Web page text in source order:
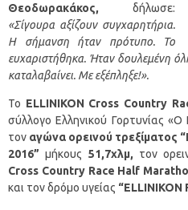
Θεοδωρακάκος, δήλωσε:
«Σίγουρα αξίζουν συγχαρητήρια.
Η σήμανση ήταν πρότυπο. Το
ευχαριστήθηκα. Ήταν δουλεμένη
καταλαβαίνει. Με εξέπληξε!».
Το ELLINIKON Cross Country
σύλλογο Ελληνικού Γορτυνίας
τον αγώνα ορεινού τρεξίματος “
2016” μήκους 51,7χλμ, τον
Cross Country Race Half
και τον δρόμο υγείας “ELLINIKON